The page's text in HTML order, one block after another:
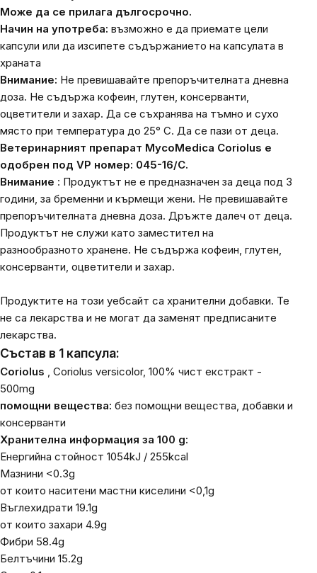
Може да се прилага дългосрочно.
Начин на употреба: възможно е да приемате цели
капсули или да изсипете съдържанието на капсулата в
храната
Внимание: Не превишавайте препоръчителната дневна
доза. Не съдържа кофеин, глутен, консерванти,
оцветители и захар. Да се ​​съхранява на тъмно и сухо
място при температура до 25° С. Да се ​​пази от деца.
Ветеринарният препарат MycoMedica Coriolus е
одобрен под VP номер: 045-16/C.
Внимание : Продуктът не е предназначен за деца под 3
години, за бременни и кърмещи жени. Не превишавайте
препоръчителната дневна доза. Дръжте далеч от деца.
Продуктът не служи като заместител на
разнообразното хранене. Не съдържа кофеин, глутен,
консерванти, оцветители и захар.
Продуктите на този уебсайт са хранителни добавки. Те
не са лекарства и не могат да заменят предписаните
лекарства.
Състав в 1 капсула:
Coriolus , Coriolus versicolor, 100% чист екстракт -
500mg
помощни вещества: без помощни вещества, добавки и
консерванти
Хранителна информация за 100 g:
Енергийна стойност 1054kJ / 255kcal
Мазнини <0.3g
от които наситени мастни киселини <0,1g
Въглехидрати 19.1g
от които захари 4.9g
Фибри 58.4g
Белтъчини 15.2g